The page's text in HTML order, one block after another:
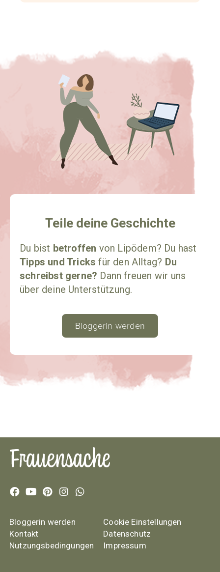
Teile deine Geschichte​
Du bist betroffen von Lipödem? Du hast
Tipps und Tricks für den Alltag? Du
schreibst gerne? Dann freuen wir uns
über deine Unterstützung.
Bloggerin werden
Bloggerin werden
Kontakt
Nutzungsbedingungen
Cookie Einstellungen
Datenschutz
Impressum